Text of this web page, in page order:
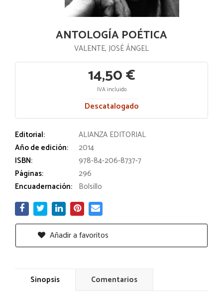
ANTOLOGÍA POÉTICA
VALENTE, JOSÉ ÁNGEL
14,50 €
IVA incluido
Descatalogado
Editorial:
ALIANZA EDITORIAL
Año de edición:
2014
ISBN:
978-84-206-8737-7
Páginas:
296
Encuadernación: Bolsillo
Añadir a favoritos
Sinopsis Comentarios